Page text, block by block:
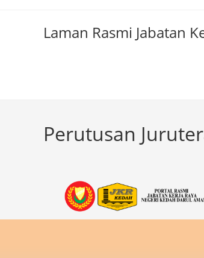
Laman Rasmi Jabatan
Perutusan